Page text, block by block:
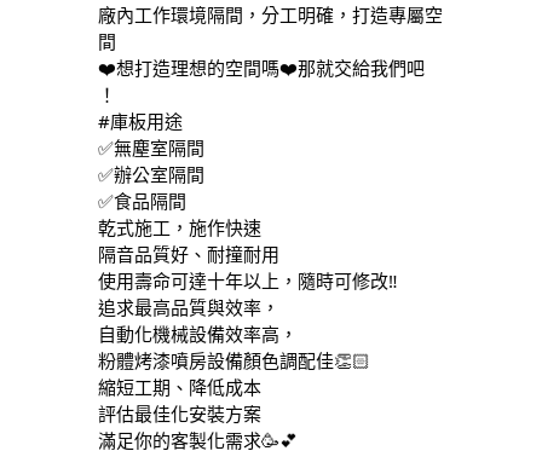
廠內工作環境隔間，分工明確，打造專屬空
間
❤️想打造理想的空間嗎❤️那就交給我們吧
！
#庫板用途
✅無塵室隔間
✅辦公室隔間
✅食品隔間
乾式施工，施作快速
隔音品質好、耐撞耐用
使用壽命可達十年以上，隨時可修改‼️
追求最高品質與效率，
自動化機械設備效率高，
粉體烤漆噴房設備顏色調配佳👏🏻
縮短工期、降低成本
評估最佳化安裝方案
滿足你的客製化需求🥳💕